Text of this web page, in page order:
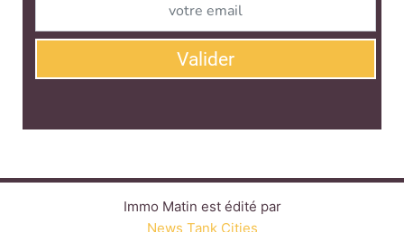
QUI SOMMES-NOUS ?
LINKEDINTWITTERFACEBOOK
YOUTUBE